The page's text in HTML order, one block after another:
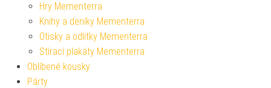
Hry Mementerra
Knihy a deníky Mementerra
Otisky a odlitky Mementerra
Stírací plakáty Mementerra
Oblíbené kousky
Párty